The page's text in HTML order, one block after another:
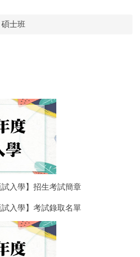
碩士班
入學】招生考試簡章
入學】考試錄取名單